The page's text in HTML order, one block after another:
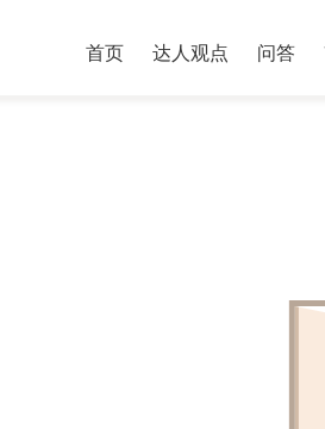
首页 达人观点 问答